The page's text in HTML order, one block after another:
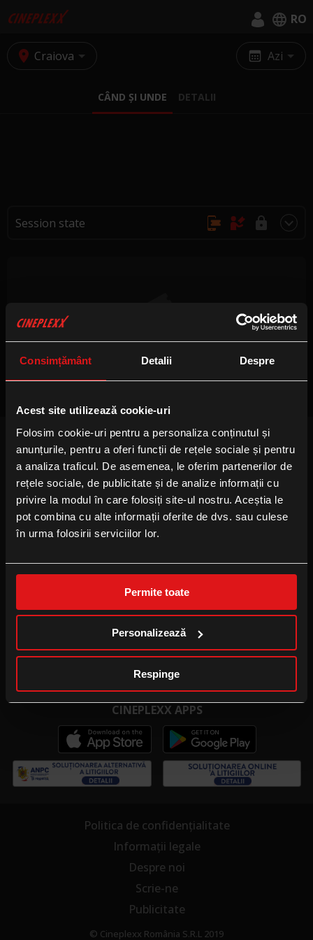
Consimțământ Detalii Despre
Acest site utilizează cookie-uri
Folosim cookie-uri pentru a personaliza conținutul și
anunțurile, pentru a oferi funcții de rețele sociale și pentru
a analiza traficul. De asemenea, le oferim partenerilor de
rețele sociale, de publicitate și de analize informații cu
privire la modul în care folosiți site-ul nostru. Aceștia le
pot combina cu alte informații oferite de dvs. sau culese
în urma folosirii serviciilor lor.
Permite toate
Personalizează
Respinge
RO
Craiova Azi
CÂND ȘI UNDE DETALII
Session state
Nu sunt sesiuni disponibile
FOLLOW US
Facebook
Instagram
YouTube
Locație eveniment
CINEPLEXX APPS
© Cineplexx România S.R.L 2019
Politica de confidențialitate
Informații legale
Despre noi
Scrie-ne
Publicitate